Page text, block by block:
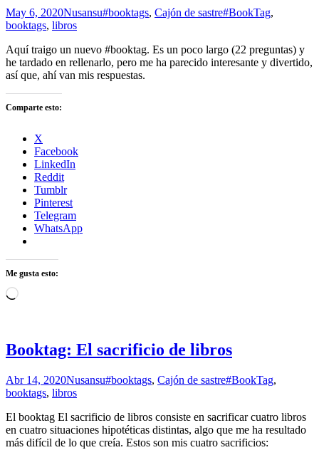
May 6, 2020Nusansu#booktags, Cajón de sastre#BookTag,
booktags, libros
Aquí traigo un nuevo #booktag. Es un poco largo (22 preguntas) y
he tardado en rellenarlo, pero me ha parecido interesante y divertido,
así que, ahí van mis respuestas.
Comparte esto:
X
Facebook
LinkedIn
Reddit
Tumblr
Pinterest
Telegram
WhatsApp
Me gusta esto:
Cargando...
Booktag: El sacrificio de libros
Abr 14, 2020Nusansu#booktags, Cajón de sastre#BookTag,
booktags, libros
El booktag El sacrificio de libros consiste en sacrificar cuatro libros
en cuatro situaciones hipotéticas distintas, algo que me ha resultado
más difícil de lo que creía. Estos son mis cuatro sacrificios: